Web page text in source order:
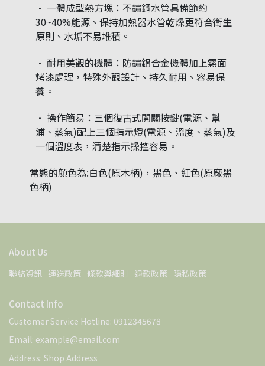
一體成型熱方塊：不鏽鋼水管具備節約
30~40%能源、保持加熱器水管乾燥更符合衛生
原則、水垢不易堆積。
耐用美觀的機體：防鏽鋁合金機體加上霧面
烤漆處理，特殊外觀設計、持久耐用、容易保
養。
操作簡易：三個復古式開關按鍵(電源、幫
浦、蒸氣)配上三個指示燈(電源、溫度、蒸氣)及
一個溫度表，清楚指示操控容易。
常態的顏色為:白色(原木柄)，黑色、紅色(原廠黑
色柄)
About Us
聯絡資訊 運送政策 條款與細則 退款政策 隱私政策
Contact Info
Customer Service Hotline: 0912345678
Email: example@email.com
Address: Shop Address